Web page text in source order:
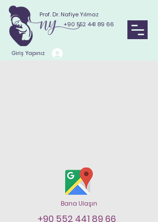
Prof. Dr. Nafiye Yılmaz
+90 552 441 89 66
Giriş Yapınız
Bana Ulaşın
+90 552 441 89 66